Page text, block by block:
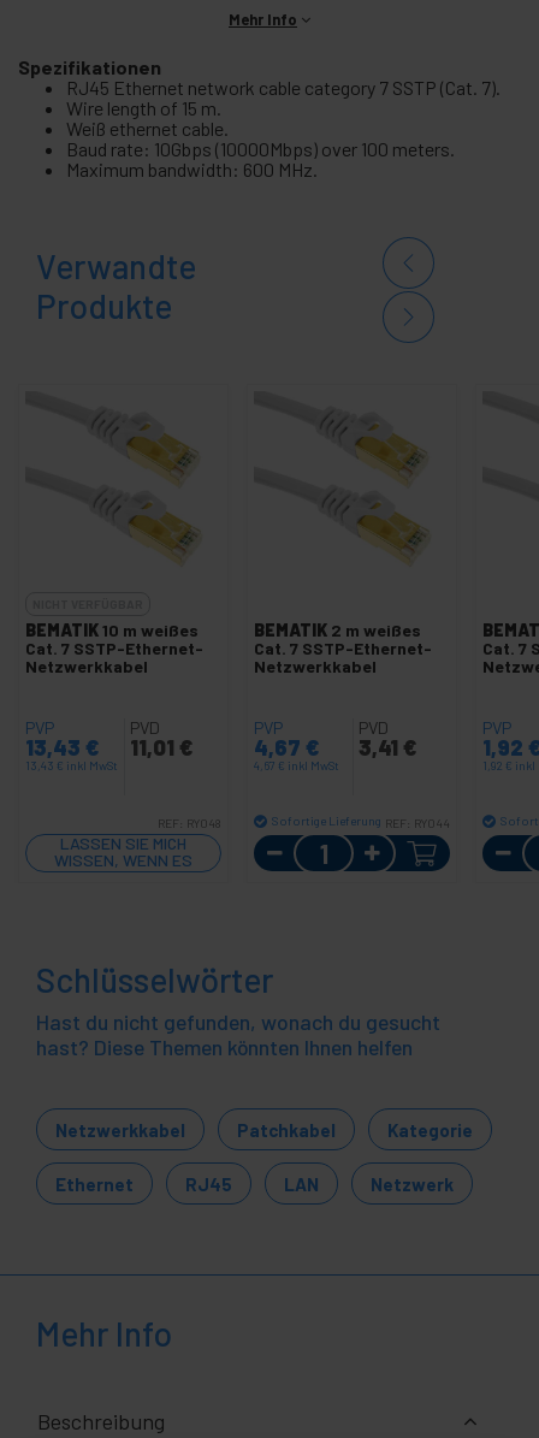
Mehr Info
Spezifikationen
RJ45 Ethernet network cable category 7 SSTP (Cat. 7).
Wire length of 15 m.
Weiß ethernet cable.
Baud rate: 10Gbps (10000Mbps) over 100 meters.
Maximum bandwidth: 600 MHz.
Verwandte
Produkte
BEMATIK10 m weißes
Cat. 7 SSTP-Ethernet-
Netzwerkkabel
PVP
13,43 €
13,43 € inkl MwSt
PVD
11,01 €
REF: RY048
LASSEN SIE MICH
WISSEN, WENN ES
LAGER GIBT
BEMATIK 2 m weißes
Cat. 7 SSTP-Ethernet-
Netzwerkkabel
PVP
4,67 €
4,67 € inkl MwSt
PVD
3,41 €
Sofortige Lieferung REF: RY044
Menge
Cat. 7
PVP
1,92
1,92 € inkl
Schlüsselwörter
Hast du nicht gefunden, wonach du gesucht
hast? Diese Themen könnten Ihnen helfen
Netzwerkkabel Patchkabel Kategorie
Ethernet RJ45 LAN Netzwerk
Mehr Info
Beschreibung